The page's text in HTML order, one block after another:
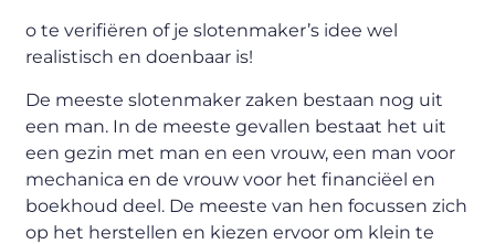
o te verifiëren of je slotenmaker’s idee wel
realistisch en doenbaar is!
De meeste slotenmaker zaken bestaan nog uit
een man. In de meeste gevallen bestaat het uit
een gezin met man en een vrouw, een man voor
mechanica en de vrouw voor het financiëel en
boekhoud deel. De meeste van hen focussen zich
op het herstellen en kiezen ervoor om klein te